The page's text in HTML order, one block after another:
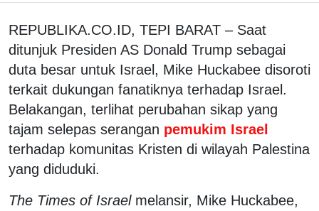
REPUBLIKA.CO.ID, TEPI BARAT – Saat
ditunjuk Presiden AS Donald Trump sebagai
duta besar untuk Israel, Mike Huckabee disoroti
terkait dukungan fanatiknya terhadap Israel.
Belakangan, terlihat perubahan sikap yang
tajam selepas serangan pemukim Israel
terhadap komunitas Kristen di wilayah Palestina
yang diduduki.
The Times of Israelmelansir, Mike Huckabee,